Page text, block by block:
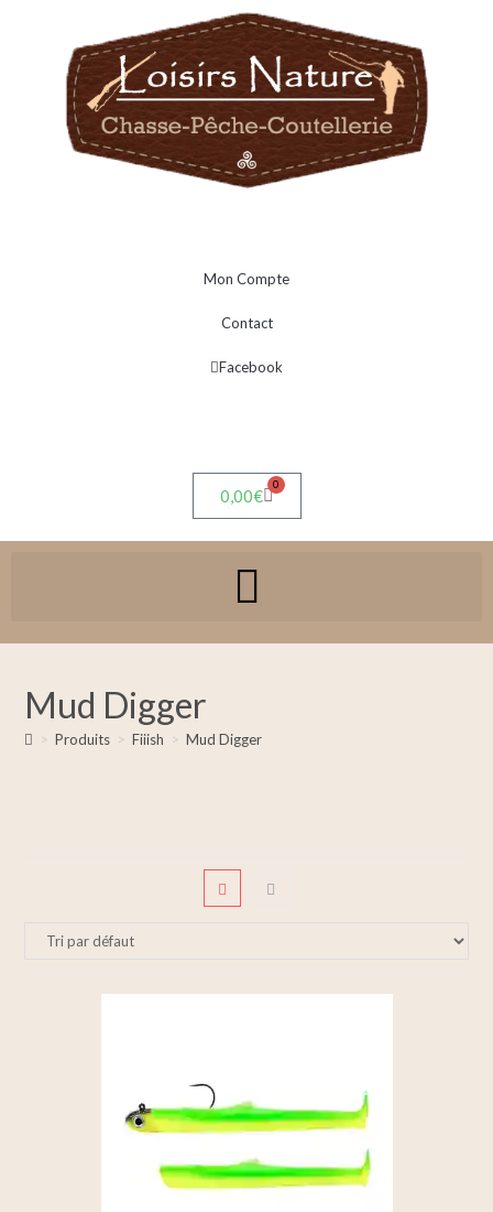
Mon Compte
Contact
Facebook
0,00€
0
Mud Digger
> Produits > Fiiish > Mud Digger